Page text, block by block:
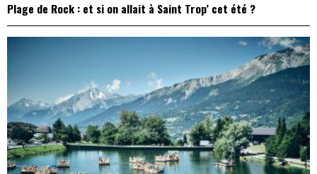
Plage de Rock : et si on allait à Saint Trop’ cet été ?